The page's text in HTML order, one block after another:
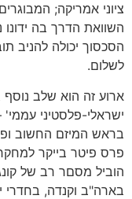
ציוני אמריקה;
השוואת הדרך בה ידונו
הסכסוך יכולה להניב
לשלום.
ארוע זה הוא שלב
ישראלי-פלסטיני
בראש המיזם החשוב
פרס פיטר בייקר
הוביל מסםר רב של
בארה"ב וקנדה, בחדרי